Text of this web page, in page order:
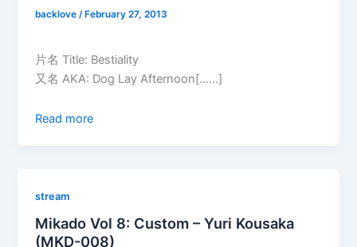
backlove/ February 27, 2013
片名 Title: Bestiality
又名 AKA: Dog Lay Afternoon[……]
Read more
stream
Mikado Vol 8: Custom – Yuri Kousaka
(MKD-008)